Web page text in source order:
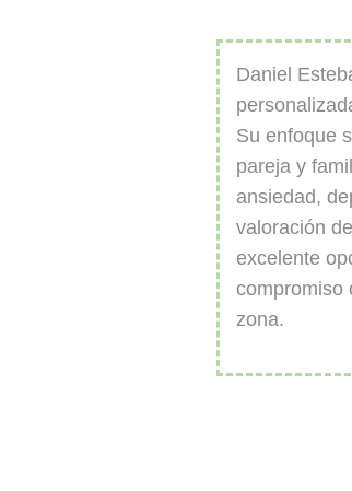
Daniel
Su enfoque
pareja y
ansiedad,
valoración
excelente
compromiso
zona.